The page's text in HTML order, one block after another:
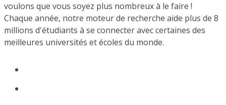
voulons que vous soyez plus nombreux à le faire !
Chaque année, notre moteur de recherche aide plus de 8
millions d'étudiants à se connecter avec certaines des
meilleures universités et écoles du monde.